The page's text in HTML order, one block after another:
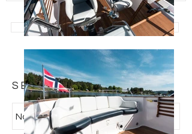
> SE ALLE BÅTER TIL SALGS
SEND FORESPØRSEL: